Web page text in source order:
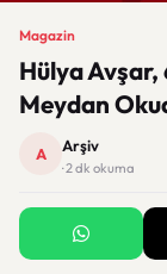
Magazin
Hülya Avşar,
Meydan
A Arşiv
· 2 dk okuma